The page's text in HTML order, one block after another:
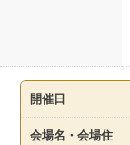
開催日
会場名・会場住